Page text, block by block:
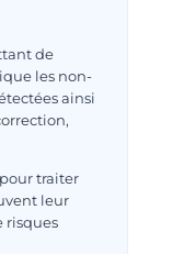
de
les non-
ainsi
traiter
leur
risques